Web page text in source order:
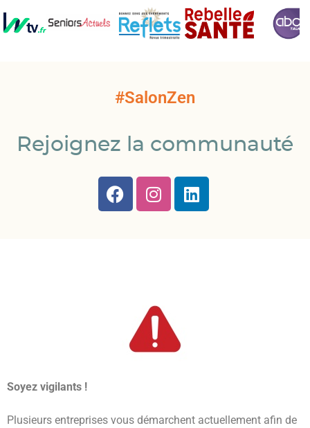
#SalonZen
Rejoignez la communauté
Soyez vigilants !
Plusieurs entreprises vous démarchent actuellement afin de